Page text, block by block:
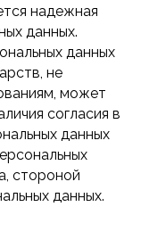
надежная
данных.
данных
не
может
согласия в
данных
стороной
данных.